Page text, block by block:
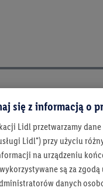
się z informacją o
Lidl przetwarzamy
Lidl") przy użyciu
na urządzeniu
są za
danych